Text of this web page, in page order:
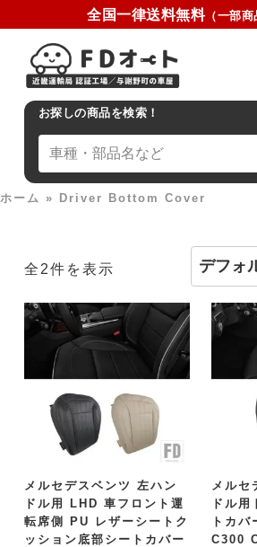
全国一律送料無料（一部商
お探しの商品を検索！
ホーム » Driver Bottom Cover
全2件を表示
メルセデスベンツ 左ハン
ドル用 LHD 車フロント運
転席側 PU レザーシートク
ッション底部シートカバー
メルセ
ドル用
トカ
C300